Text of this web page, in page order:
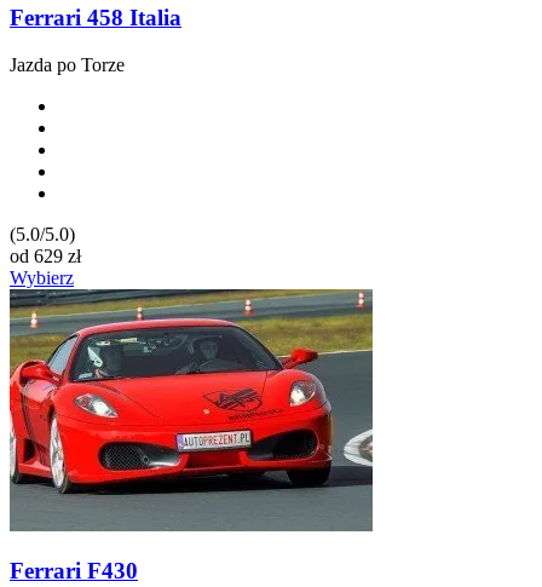
Ferrari 458 Italia
Jazda po Torze
(5.0/5.0)
od 629 zł
Wybierz
Ferrari F430